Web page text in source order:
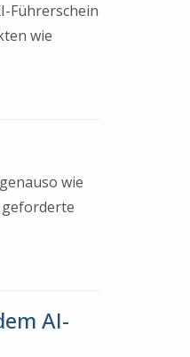
Führerschein
wie
wie
geforderte
AI-